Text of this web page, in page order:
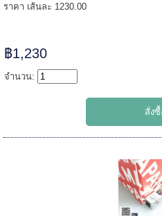
ราคา เส้นละ 1230.00
฿1,230
จำนวน: